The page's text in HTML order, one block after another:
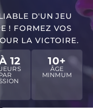
D'UN JEU
! FORMEZ VOS
LA VICTOIRE.
12 10+
ÂGE
MINMUM